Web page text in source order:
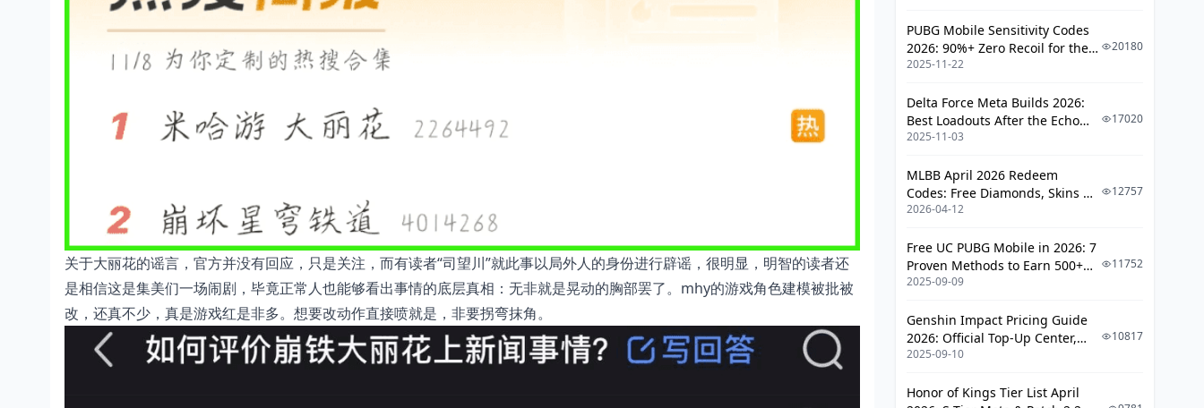
关于大丽花的谣言，官方并没有回应，只是关注，而有读者“司望川”就此事以局外人的身份进行辟谣，很明显，明智的读者还
是相信这是集美们一场闹剧，毕竟正常人也能够看出事情的底层真相：无非就是晃动的胸部罢了。mhy的游戏角色建模被批被
改，还真不少，真是游戏红是非多。想要改动作直接喷就是，非要拐弯抹角。
PUBG Mobile Sensitivity Codes
2026: 90%+ Zero Recoil for the
V4.4 M416 & AUG Meta
2025-11-22
20180
Delta Force Meta Builds 2026:
Best Loadouts After the Echo
Season Update
2025-11-03
17020
MLBB April 2026 Redeem
Codes: Free Diamonds, Skins &
Starlight Rewards
2026-04-12
12757
Free UC PUBG Mobile in 2026: 7
Proven Methods to Earn 500+
UC (V4.3 & RPA18 Updates)
2025-09-09
11752
Genshin Impact Pricing Guide
2026: Official Top-Up Center,
Platform Differences, and
2025-09-10
10817
Honor of Kings Tier List April